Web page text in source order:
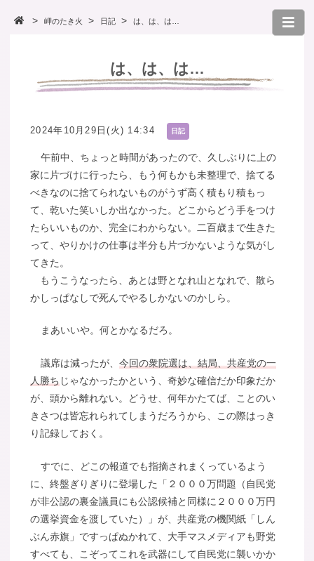
岬のたき火 日記 は、は、は…
は、は、は…
2024年10月29日(火) 14:34 日記
午前中、ちょっと時間があったので、久しぶりに上の
家に片づけに行ったら、もう何もかも未整理で、捨てる
べきなのに捨てられないものがうず高く積もり積もっ
て、乾いた笑いしか出なかった。どこからどう手をつけ
たらいいものか、完全にわからない。二百歳まで生きた
って、やりかけの仕事は半分も片づかないような気がし
てきた。
もうこうなったら、あとは野となれ山となれで、散ら
かしっぱなしで死んでやるしかないのかしら。
まあいいや。何とかなるだろ。
議席は減ったが、 今回の衆院選は、結局、共産党の一
人勝ち じゃなかったかという、奇妙な確信だか印象だか
が、頭から離れない。どうせ、何年かたてば、ことのい
きさつは皆忘れられてしまうだろうから、この際はっき
り記録しておく。
すでに、どこの報道でも指摘されまくっているよう
に、終盤ぎりぎりに登場した「２０００万問題（自民党
が非公認の裏金議員にも公認候補と同様に２０００万円
の選挙資金を渡していた）」が、共産党の機関紙「しん
ぶん赤旗」ですっぱぬかれて、大手マスメディアも野党
すべても、こぞってこれを武器にして自民党に襲いかか